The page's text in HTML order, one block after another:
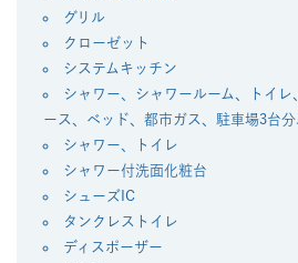
グリル
クローゼット
システムキッチン
シャワー、シャワールーム、トイ
ース、ベッド、都市ガス、駐車場3台分
シャワー、トイレ
シャワー付洗面化粧台
シューズIC
タンクレストイレ
ディスポーザー